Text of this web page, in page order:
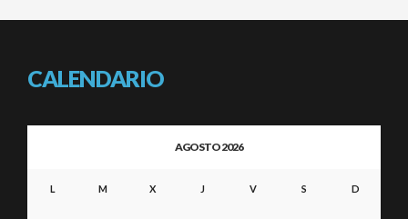
CALENDARIO
AGOSTO 2026
L M X J V S D